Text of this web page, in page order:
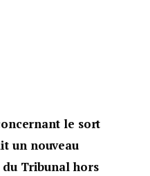
le sort
un nouveau
Tribunal hors